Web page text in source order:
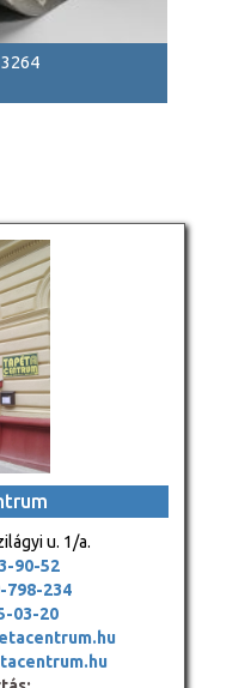
u. 1/a.
90-52
798-234
03-20